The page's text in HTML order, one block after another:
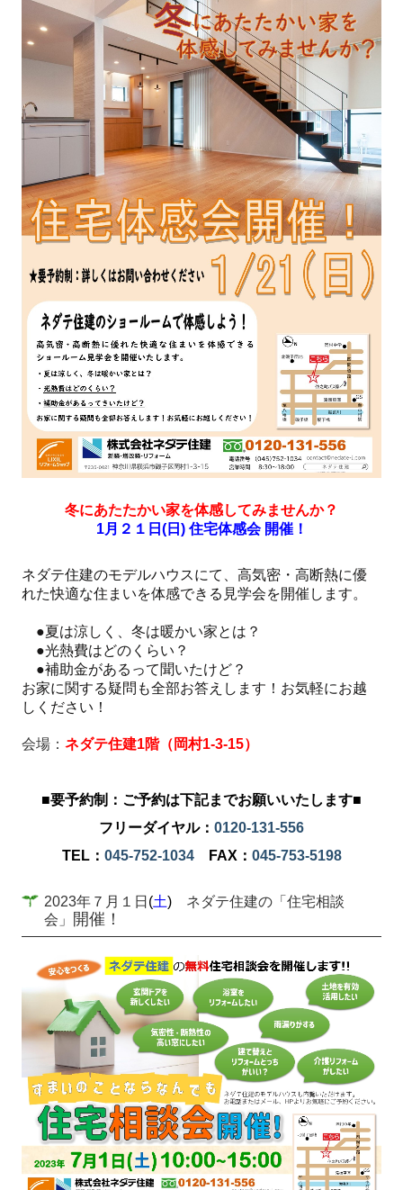
冬にあたたかい家を体感してみませんか？
1月２１日(日) 住宅体感会 開催！
ネダテ住建のモデルハウスにて、高気密・高断熱に優
れた快適な住まいを体感できる見学会を開催します。
●夏は涼しく、冬は暖かい家とは？
●光熱費はどのくらい？
●補助金があるって聞いたけど？
お家に関する疑問も全部お答えします！お気軽にお越
しください！
会場：ネダテ住建1階（岡村1-3-15）
■要予約制：ご予約は下記までお願いいたします■
フリーダイヤル： 0120-131-556
TEL： 045-752-1034FAX： 045-753-5198
2023年７月１日 (土) ネダテ住建の「住宅相談
会」
開催！